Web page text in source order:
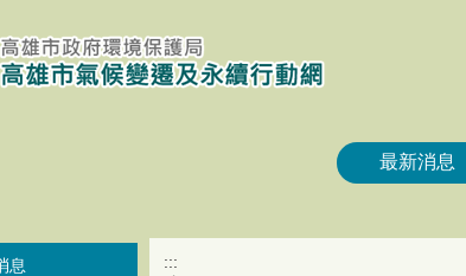
最新消息
息
:::